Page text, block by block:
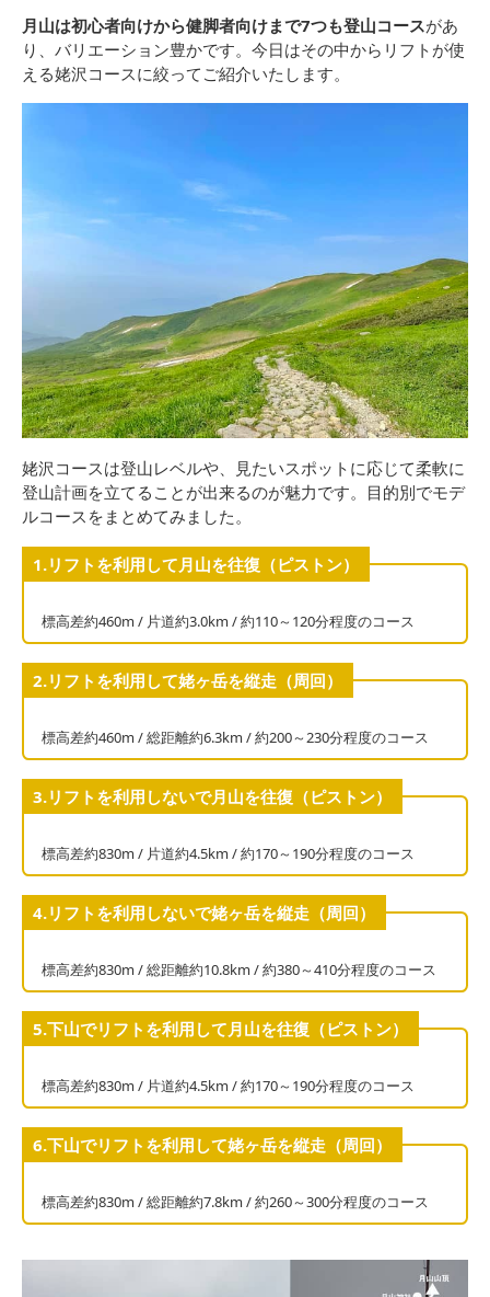
月山は初心者向けから健脚者向けまで7つも登山コースがあ
り、バリエーション豊かです。今日はその中からリフトが使
える姥沢コースに絞ってご紹介いたします。
姥沢コースは登山レベルや、見たいスポットに応じて柔軟に
登山計画を立てることが出来るのが魅力です。目的別でモデ
ルコースをまとめてみました。
1.リフトを利用して月山を往復（ピストン）
標高差約460m / 片道約3.0km / 約110～120分程度のコース
2.リフトを利用して姥ヶ岳を縦走（周回）
標高差約460m / 総距離約6.3km / 約200～230分程度のコース
3.リフトを利用しないで月山を往復（ピストン）
標高差約830m / 片道約4.5km / 約170～190分程度のコース
4.リフトを利用しないで姥ヶ岳を縦走（周回）
標高差約830m / 総距離約10.8km / 約380～410分程度のコース
5.下山でリフトを利用して月山を往復（ピストン）
標高差約830m / 片道約4.5km / 約170～190分程度のコース
6.下山でリフトを利用して姥ヶ岳を縦走（周回）
標高差約830m / 総距離約7.8km / 約260～300分程度のコース